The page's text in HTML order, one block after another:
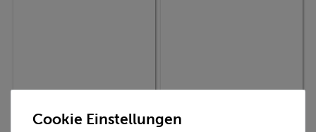
Artikel-Nr.:3BS-1005565 Artikel-Nr.:
Cookie Einstellungen